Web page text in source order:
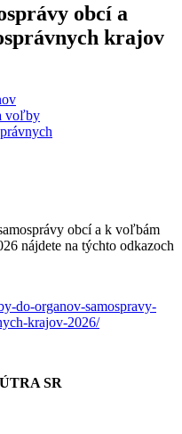
obcí a
krajov
obcí a k voľbám
nájdete na týchto odkazoch
do-organov-samospravy-
krajov-2026/
SR